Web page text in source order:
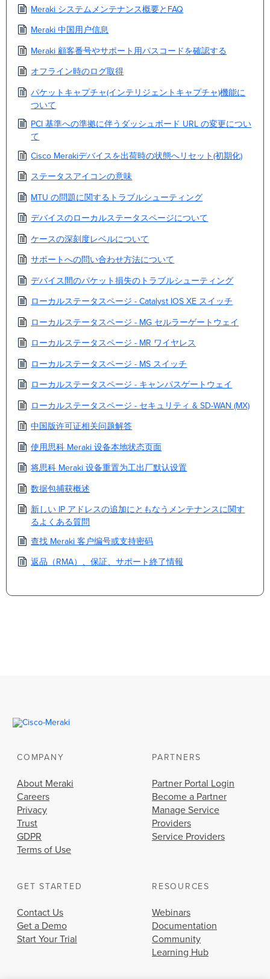
Meraki システムメンテナンス概要とFAQ
Meraki 中国用户信息
Meraki 顧客番号やサポート用パスコードを確認する
オフライン時のログ取得
パケットキャプチャ(インテリジェントキャプチャ)機能に
ついて
PCI 基準への準拠に伴うダッシュボード URL の変更につい
て
Cisco Merakiデバイスを出荷時の状態へリセット(初期化)
ステータスアイコンの意味
MTU の問題に関するトラブルシューティング
デバイスのローカルステータスページについて
ケースの深刻度レベルについて
サポートへの問い合わせ方法について
デバイス間のパケット損失のトラブルシューティング
ローカルステータスページ - Catalyst IOS XE スイッチ
ローカルステータスページ - MG セルラーゲートウェイ
ローカルステータスページ - MR ワイヤレス
ローカルステータスページ - MS スイッチ
ローカルステータスページ - キャンパスゲートウェイ
ローカルステータスページ - セキュリティ & SD-WAN (MX)
中国版许可证相关问题解答
使用思科 Meraki 设备本地状态页面
将思科 Meraki 设备重置为工出厂默认设置
数据包捕获概述
新しい IP アドレスの追加にともなうメンテナンスに関す
るよくある質問
查找 Meraki 客户编号或支持密码
返品（RMA）、保証、サポート終了情報
COMPANY
About Meraki
Careers
Privacy
Trust
GDPR
Terms of Use
PARTNERS
Partner Portal Login
Become a Partner
Manage Service
Providers
Service Providers
GET STARTED
Contact Us
Get a Demo
Start Your Trial
RESOURCES
Webinars
Documentation
Community
Learning Hub